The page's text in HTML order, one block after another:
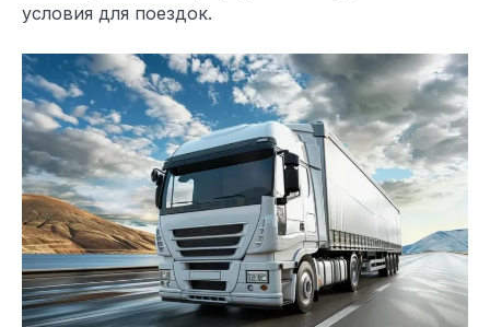
условия для поездок.